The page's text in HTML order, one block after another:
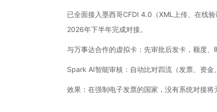
已全面接入墨西哥CFDI 4.0（XML上传、在线
2026年下半年完成对接。
与万事达合作的虚拟卡：先审批后发卡，额度、
Spark AI智能审核：自动比对四流（发票、资金
效果：在强制电子发票的国家，没有系统对接